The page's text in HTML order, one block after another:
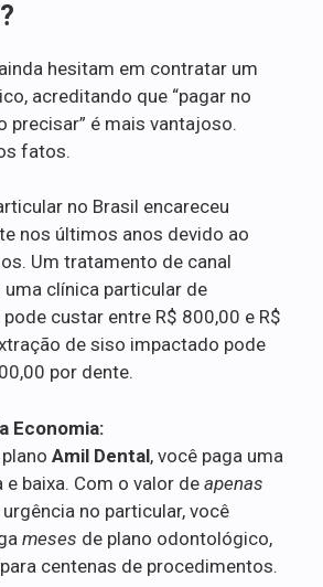
hesitam em contratar um
acreditando que “pagar no
precisar” é mais vantajoso.
fatos.
no Brasil encareceu
nos últimos anos devido ao
Um tratamento de canal
clínica particular de
custar entre R$ 800,00 e R$
de siso impactado pode
por dente.
Economia:
Amil Dental, você paga uma
baixa. Com o valor de apenas
no particular, você
meses de plano odontológico,
centenas de procedimentos.